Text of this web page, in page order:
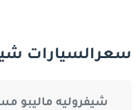
سعرالسيارات
شيفروليه ماليبو